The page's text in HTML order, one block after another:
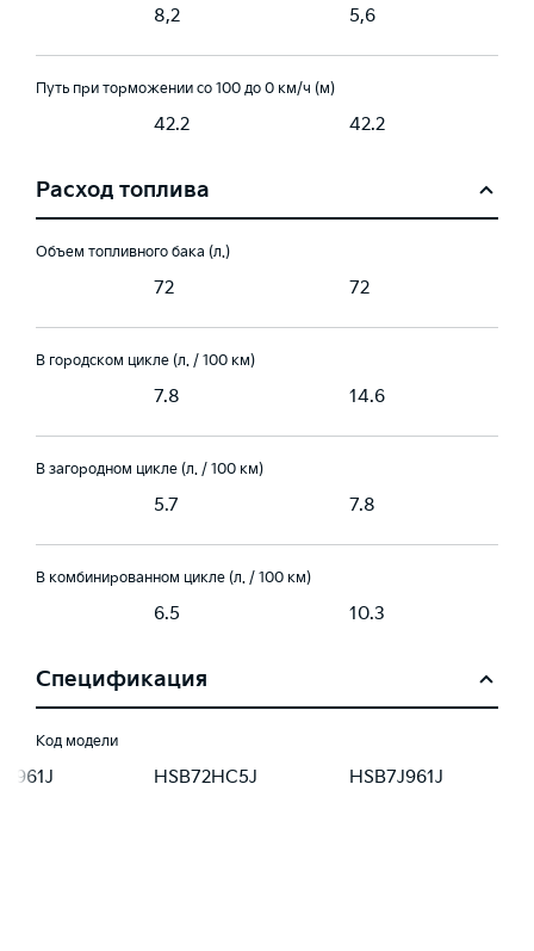
8,2 5,6
Путь при торможении со 100 до 0 км/ч (м)
42.2 42.2
Расход топлива
Объем топливного бака (л.)
72 72
В городском цикле (л. / 100 км)
7.8 14.6
В загородном цикле (л. / 100 км)
5.7 7.8
В комбинированном цикле (л. / 100 км)
6.5 10.3
Спецификация
Код модели
HSB72HC5J HSB7J961J